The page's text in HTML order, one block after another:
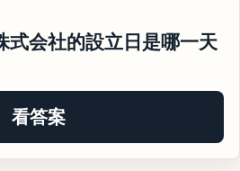
式会社的設立日是哪一天
看答案